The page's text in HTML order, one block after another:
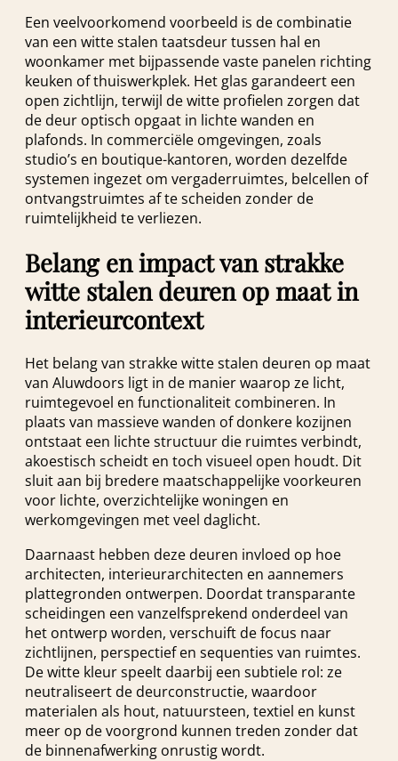
Een veelvoorkomend voorbeeld is de combinatie
van een witte stalen taatsdeur tussen hal en
woonkamer met bijpassende vaste panelen richting
keuken of thuiswerkplek. Het glas garandeert een
open zichtlijn, terwijl de witte profielen zorgen dat
de deur optisch opgaat in lichte wanden en
plafonds. In commerciële omgevingen, zoals
studio’s en boutique-kantoren, worden dezelfde
systemen ingezet om vergaderruimtes, belcellen of
ontvangstruimtes af te scheiden zonder de
ruimtelijkheid te verliezen.
Belang en impact van strakke
witte stalen deuren op maat in
interieurcontext
Het belang van strakke witte stalen deuren op maat
van Aluwdoors ligt in de manier waarop ze licht,
ruimtegevoel en functionaliteit combineren. In
plaats van massieve wanden of donkere kozijnen
ontstaat een lichte structuur die ruimtes verbindt,
akoestisch scheidt en toch visueel open houdt. Dit
sluit aan bij bredere maatschappelijke voorkeuren
voor lichte, overzichtelijke woningen en
werkomgevingen met veel daglicht.
Daarnaast hebben deze deuren invloed op hoe
architecten, interieurarchitecten en aannemers
plattegronden ontwerpen. Doordat transparante
scheidingen een vanzelfsprekend onderdeel van
het ontwerp worden, verschuift de focus naar
zichtlijnen, perspectief en sequenties van ruimtes.
De witte kleur speelt daarbij een subtiele rol: ze
neutraliseert de deurconstructie, waardoor
materialen als hout, natuursteen, textiel en kunst
meer op de voorgrond kunnen treden zonder dat
de binnenafwerking onrustig wordt.